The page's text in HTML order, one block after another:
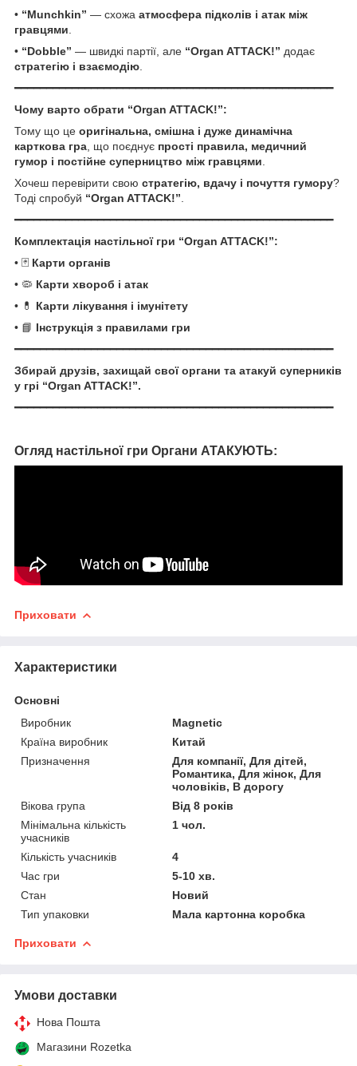
• “Munchkin” — схожа атмосфера підколів і атак між
гравцями
• “Dobble” — швидкі партії, але “Organ ATTACK!” додає
стратегію і взаємодію
━━━━━━━━━━━━━━━━━━━━━━━━━━━━━━━━━━━━━━━━━━━━━━━━━━
Чому варто обрати “Organ ATTACK!”:
Тому що це оригінальна, смішна і дуже динамічна
карткова гра , що поєднує прості правила, медичний
гумор і постійне суперництво між гравцями
Хочеш перевірити свою стратегію, вдачу і почуття гумору?
Тоді спробуй “Organ ATTACK!”
━━━━━━━━━━━━━━━━━━━━━━━━━━━━━━━━━━━━━━━━━━━━━━━━━━
Комплектація настільної гри “Organ ATTACK!”:
• 🃏 Карти органів
• 🦠 Карти хвороб і атак
• 💊 Карти лікування і імунітету
• 📘 Інструкція з правилами гри
━━━━━━━━━━━━━━━━━━━━━━━━━━━━━━━━━━━━━━━━━━━━━━━━━━
Збирай друзів, захищай свої органи та атакуй суперників
у грі “Organ ATTACK!”.
━━━━━━━━━━━━━━━━━━━━━━━━━━━━━━━━━━━━━━━━━━━━━━━━━━
Огляд настільної гри Органи АТАКУЮТЬ:
Приховати
Характеристики
Основні
Виробник
Magnetic
Країна виробник
Китай
Призначення
Для компанії, Для дітей,
Романтика, Для жінок, Для
чоловіків, В дорогу
Вікова група
Від 8 років
Мінімальна кількість
учасників
1 чол.
Кількість учасників
4
Час гри
5-10 хв.
Стан
Новий
Тип упаковки
Мала картонна коробка
Приховати
Умови доставки
Нова Пошта
Магазини Rozetka